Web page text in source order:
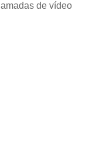
de vídeo